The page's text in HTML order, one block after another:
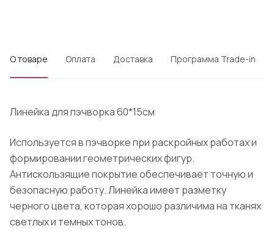
О товаре Оплата Доставка Программа Trade-in
Линейка для пэчворка 60*15см
Используется в пэчворке при раскройных работах и
формировании геометрических фигур.
Антискользящие покрытие обеспечивает точную и
безопасную работу. Линейка имеет разметку
черного цвета, которая хорошо различима на тканях
светлых и темных тонов.